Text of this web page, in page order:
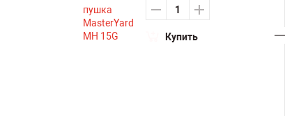
Купить